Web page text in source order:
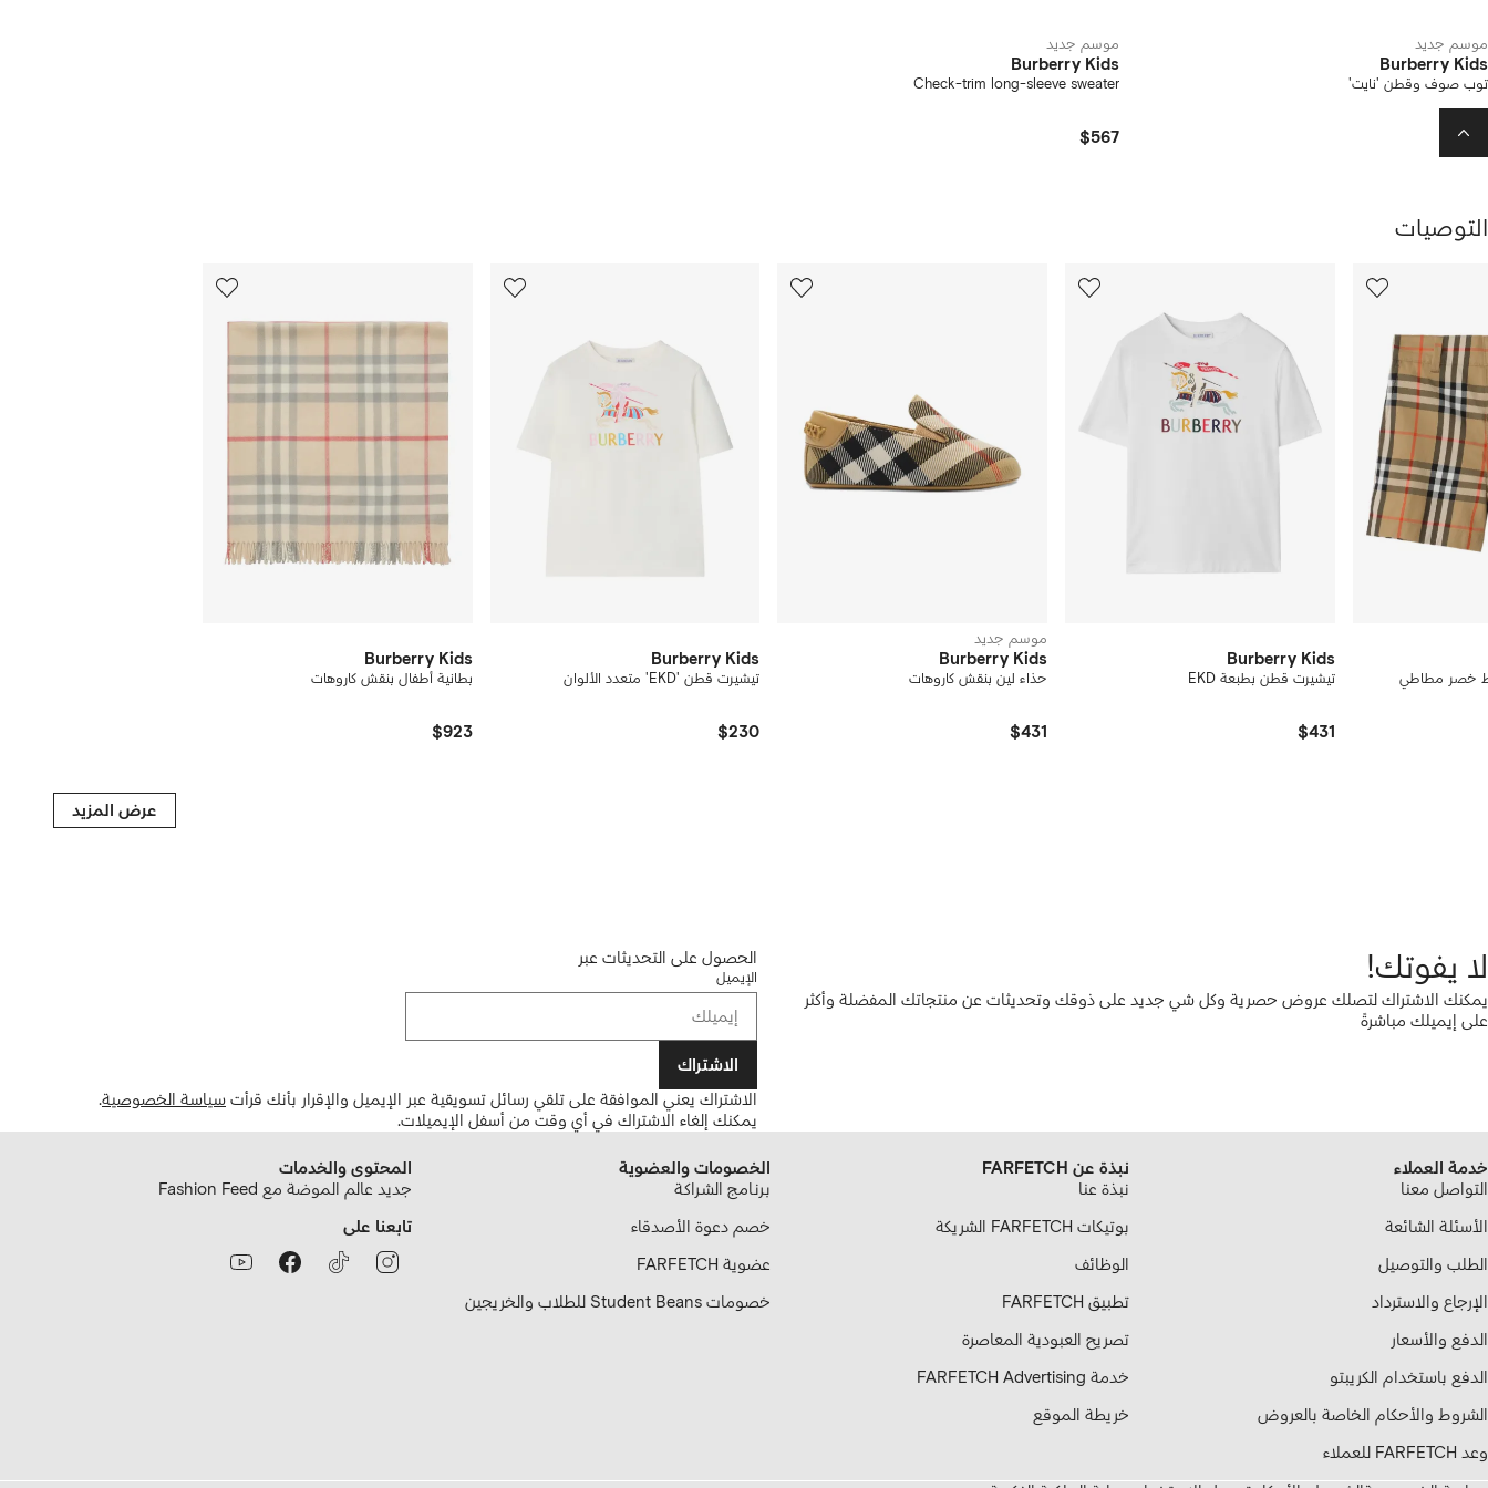
موسم جديد
Burberry Kids
توب صوف وقطن 'نايت'
$947
موسم جديد
Burberry Kids
Check-trim long-sleeve sweater
$567
التوصيات
خصر مطاطي
Burberry Kids
تيشيرت قطن بطبعة EKD
$431
موسم جديد
Burberry Kids
حذاء لين بنقش كاروهات
$431
Burberry Kids
تيشيرت قطن 'EKD' متعدد الألوان
$230
Burberry Kids
بطانية أطفال بنقش كاروهات
$923
عرض المزيد
لا يفوتك!
يمكنك الاشتراك لتصلك عروض حصرية وكل شي جديد على ذوقك وتحديثات عن منتجاتك المفضلة وأكثر
على إيميلك مباشرةً
الحصول على التحديثات عبر
الإيميل
الاشتراك
الاشتراك يعني الموافقة على تلقي رسائل تسويقية عبر الإيميل والإقرار بأنك قرأت سياسة الخصوصية.
يمكنك إلغاء الاشتراك في أي وقت من أسفل الإيميلات.
خدمة العملاء
التواصل معنا
الأسئلة الشائعة
الطلب والتوصيل
الإرجاع والاسترداد
الدفع والأسعار
الدفع باستخدام الكريبتو
الشروط والأحكام الخاصة بالعروض
وعد FARFETCH للعملاء
نبذة عن FARFETCH
نبذة عنا
بوتيكات FARFETCH الشريكة
الوظائف
تطبيق FARFETCH
تصريح العبودية المعاصرة
خدمة FARFETCH Advertising
خريطة الموقع
الخصومات والعضوية
بـرنـامـج الشـراكـة
خصم دعوة الأصدقاء
عضوية FARFETCH
خصومات Student Beans للطلاب والخريجين
المحتوى والخدمات
جديد عالم الموضة مع Fashion Feed
تابعنا على